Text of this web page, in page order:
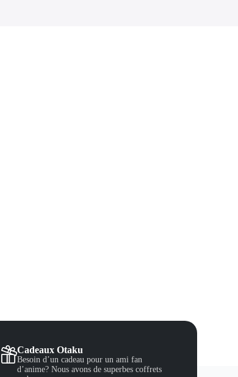
Cadeaux Otaku
Besoin d’un cadeau pour un ami fan
d’anime? Nous avons de superbes coffrets